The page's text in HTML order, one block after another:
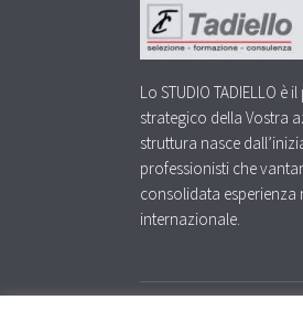
Lo STUDIO TADIELLO è
strategico della Vostra
struttura nasce
professionisti che
consolidata esperienza
internazionale.